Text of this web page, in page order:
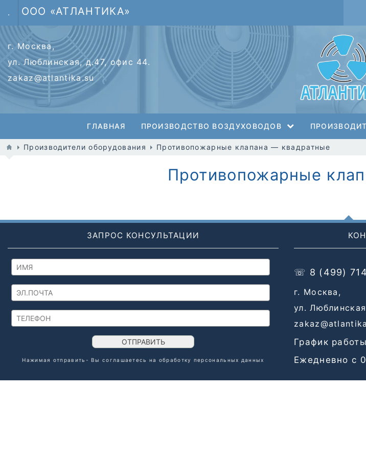
. ООО «АТЛАНТИКА»
г. Москва,
ул. Люблинская, д.47, офис 44.
zakaz@atlantika.su
ГЛАВНАЯ ПРОИЗВОДСТВО ВОЗДУХОВОДОВ
Производители оборудования Противопожарные клапана — квадратные
Противопожарные
ЗАПРОС КОНСУЛЬТАЦИИ
ОТПРАВИТЬ
Нажимая отправить- Вы соглашаетесь на обработку персональных данных
☏ 8 (499)
г. Москва,
ул.
График
Ежедневно с